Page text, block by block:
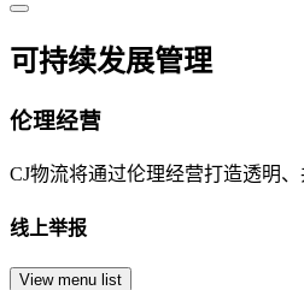
可持续发展管理
伦理经营
CJ物流将通过伦理经营打造透明
线上举报
View menu list